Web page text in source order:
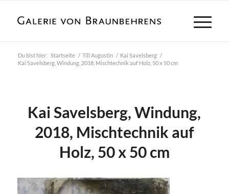
Du bist hier: Startseite / Till Augustin / Kai Savelsberg /
Kai Savelsberg, Windung, 2018, Mischtechnik auf Holz, 50 x 50 cm
Kai Savelsberg, Windung,
2018, Mischtechnik auf
Holz, 50 x 50 cm